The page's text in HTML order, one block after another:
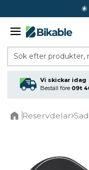
Sök efter produkter,
Vi skickar idag
Beställ före 09t
Reservdelar